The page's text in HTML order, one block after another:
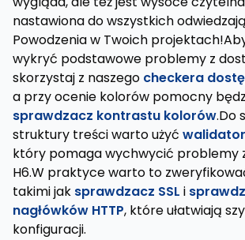
nastawiona do wszystkich
Powodzenia w Twoich
wykryć podstawowe problemy z
skorzystaj z naszego checkera
a przy ocenie kolorów pomocny
sprawdzacz kontrastu kolorów.Do
struktury treści warto użyć
który pomaga wychwycić problemy
H6.W praktyce warto to
takimi jak sprawdzacz SSL i
nagłówków HTTP, które ułatwiają
konfiguracji.